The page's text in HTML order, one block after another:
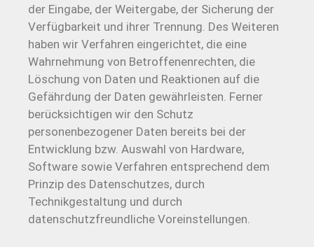
der Eingabe, der Weitergabe, der Sicherung der
Verfügbarkeit und ihrer Trennung. Des Weiteren
haben wir Verfahren eingerichtet, die eine
Wahrnehmung von Betroffenenrechten, die
Löschung von Daten und Reaktionen auf die
Gefährdung der Daten gewährleisten. Ferner
berücksichtigen wir den Schutz
personenbezogener Daten bereits bei der
Entwicklung bzw. Auswahl von Hardware,
Software sowie Verfahren entsprechend dem
Prinzip des Datenschutzes, durch
Technikgestaltung und durch
datenschutzfreundliche Voreinstellungen.